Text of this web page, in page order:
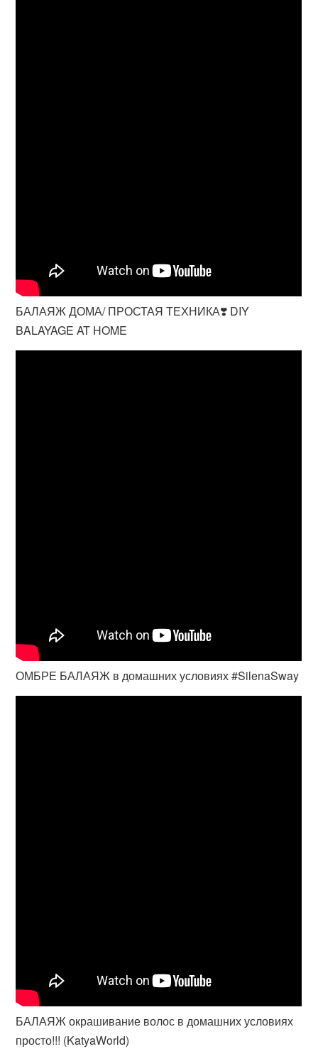
БАЛАЯЖ ДОМА/ ПРОСТАЯ ТЕХНИКА❣️ DIY
BALAYAGE AT HOME
ОМБРЕ БАЛАЯЖ в домашних условиях #SilenaSway
БАЛАЯЖ окрашивание волос в домашних условиях
просто!!! (KatyaWorld)